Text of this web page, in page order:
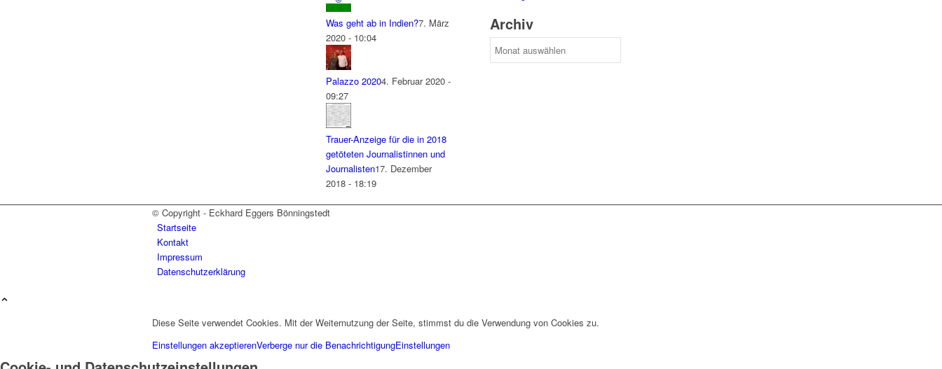
Was geht ab in Indien?7. März
2020 - 10:04
Palazzo 20204. Februar 2020 -
09:27
Trauer-Anzeige für die in 2018
getöteten Journalistinnen und
Journalisten17. Dezember
2018 - 18:19
Archiv
© Copyright - Eckhard Eggers Bönningstedt
Startseite
Kontakt
Impressum
Datenschutzerklärung
Diese Seite verwendet Cookies. Mit der Weiternutzung der Seite, stimmst du die Verwendung von Cookies zu.
Einstellungen akzeptierenVerberge nur die BenachrichtigungEinstellungen